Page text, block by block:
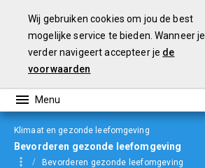
Wij gebruiken cookies om jou de best
mogelijke service te bieden. Wanneer je
verder navigeert accepteer je de
voorwaarden
Klimaat en gezonde leefomgeving
Bevorderen gezonde leefomgeving
Bevorderen gezonde leefomgeving